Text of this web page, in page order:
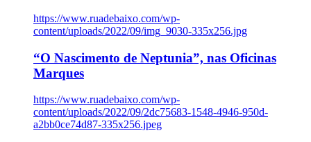
https://www.ruadebaixo.com/wp-
content/uploads/2022/09/img_9030-335x256.jpg
“O Nascimento de Neptunia”, nas Oficinas
Marques
https://www.ruadebaixo.com/wp-
content/uploads/2022/09/2dc75683-1548-4946-950d-
a2bb0ce74d87-335x256.jpeg